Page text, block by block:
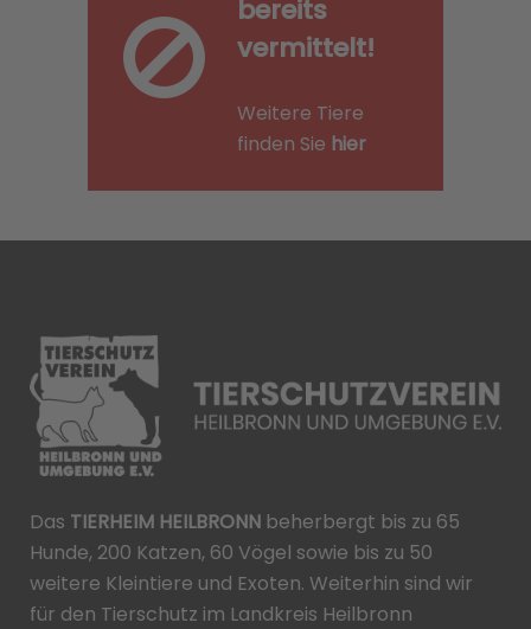
bereits
vermittelt!
Weitere Tiere
finden Sie hier
Das TIERHEIM HEILBRONN beherbergt bis zu 65
Hunde, 200 Katzen, 60 Vögel sowie bis zu 50
weitere Kleintiere und Exoten. Weiterhin sind wir
für den Tierschutz im Landkreis Heilbronn